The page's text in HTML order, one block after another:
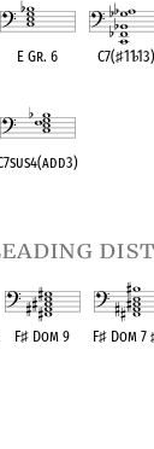
E Gr. 6 C7(♯11♭13)
F♯ Dom 9 F♯Dom 7